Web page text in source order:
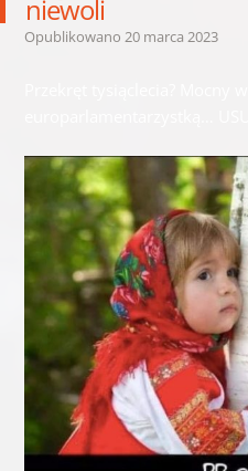
niewoli
Opublikowano 20 marca 2023